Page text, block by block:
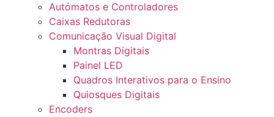
Autómatos e Controladores
Caixas Redutoras
Comunicação Visual Digital
Montras Digitais
Painel LED
Quadros Interativos para o Ensino
Quiosques Digitais
Encoders